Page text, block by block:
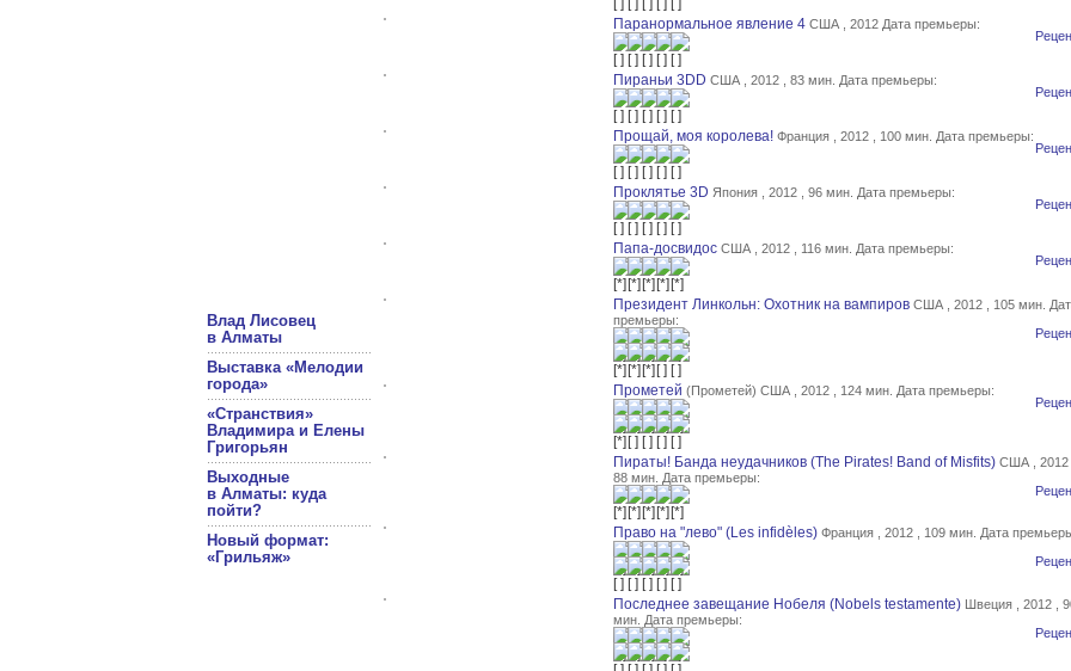
Влад Лисовец
в Алматы
Выставка «Мелодии
города»
«Странствия»
Владимира и Елены
Григорьян
Выходные
в Алматы: куда
пойти?
Новый формат:
«Грильяж»
Паранормальное явление 4 США , 2012 Дата премьеры:
Пираньи 3DD США , 2012 , 83 мин. Дата премьеры:
Прощай, моя королева! Франция , 2012 , 100 мин. Дата премьеры:
Проклятье 3D Япония , 2012 , 96 мин. Дата премьеры:
Папа-досвидос США , 2012 , 116 мин. Дата премьеры:
Президент Линкольн: Охотник на вампиров США , 2012 , 105 мин.
премьеры:
Прометей (Прометей) США , 2012 , 124 мин. Дата премьеры:
Пираты! Банда неудачников (The Pirates! Band of Misfits) США , 2012 ,
88 мин. Дата премьеры:
Право на "лево" (Les infidèles) Франция , 2012 , 109 мин. Дата
Последнее завещание Нобеля (Nobels testamente) Швеция , 2012 ,
мин. Дата премьеры: